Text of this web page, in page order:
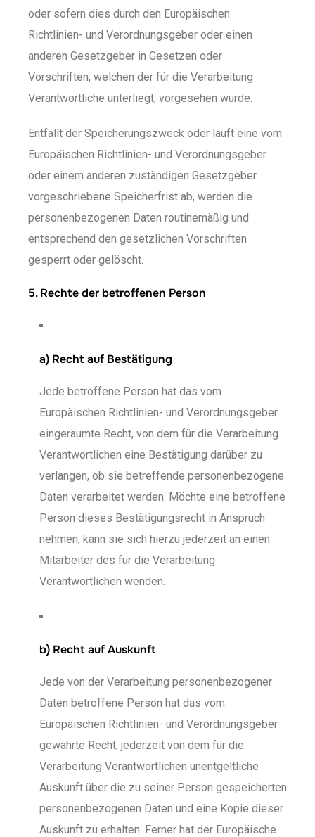
oder sofern dies durch den Europäischen
Richtlinien- und Verordnungsgeber oder einen
anderen Gesetzgeber in Gesetzen oder
Vorschriften, welchen der für die Verarbeitung
Verantwortliche unterliegt, vorgesehen wurde.
Entfällt der Speicherungszweck oder läuft eine vom
Europäischen Richtlinien- und Verordnungsgeber
oder einem anderen zuständigen Gesetzgeber
vorgeschriebene Speicherfrist ab, werden die
personenbezogenen Daten routinemäßig und
entsprechend den gesetzlichen Vorschriften
gesperrt oder gelöscht.
5. Rechte der betroffenen Person
a) Recht auf Bestätigung
Jede betroffene Person hat das vom
Europäischen Richtlinien- und Verordnungsgeber
eingeräumte Recht, von dem für die Verarbeitung
Verantwortlichen eine Bestätigung darüber zu
verlangen, ob sie betreffende personenbezogene
Daten verarbeitet werden. Möchte eine betroffene
Person dieses Bestätigungsrecht in Anspruch
nehmen, kann sie sich hierzu jederzeit an einen
Mitarbeiter des für die Verarbeitung
Verantwortlichen wenden.
b) Recht auf Auskunft
Jede von der Verarbeitung personenbezogener
Daten betroffene Person hat das vom
Europäischen Richtlinien- und Verordnungsgeber
gewährte Recht, jederzeit von dem für die
Verarbeitung Verantwortlichen unentgeltliche
Auskunft über die zu seiner Person gespeicherten
personenbezogenen Daten und eine Kopie dieser
Auskunft zu erhalten. Ferner hat der Europäische